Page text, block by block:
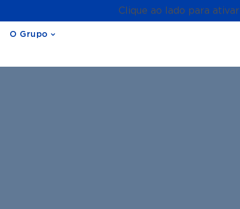
Clique ao lado para ativar
O Grupo